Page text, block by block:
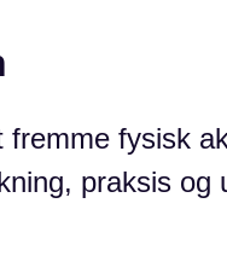
fysisk
praksis og